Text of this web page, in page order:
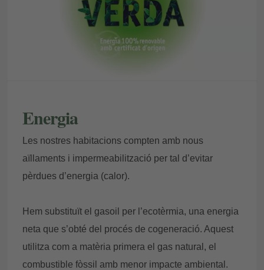
Energia
Les nostres habitacions compten amb nous
aïllaments i impermeabilització per tal d’evitar
pèrdues d’energia (calor).
Hem substituït el gasoil per l’ecotèrmia, una energia
neta que s’obté del procés de cogeneració. Aquest
utilitza com a matèria primera el gas natural, el
combustible fòssil amb menor impacte ambiental.